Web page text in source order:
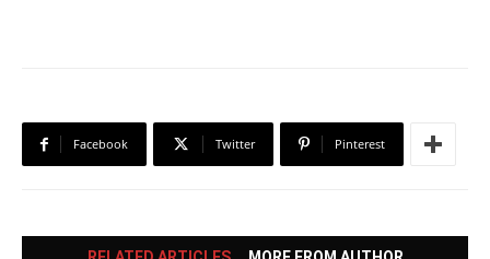
Facebook Twitter Pinterest